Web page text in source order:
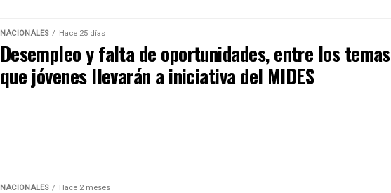
NACIONALES Hace 25 días
Desempleo y falta de oportunidades, entre los temas
que jóvenes llevarán a iniciativa del MIDES
NACIONALES Hace 2 meses